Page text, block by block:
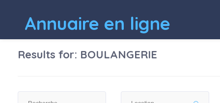
Annuaire en ligne
Results for: BOULANGERIE